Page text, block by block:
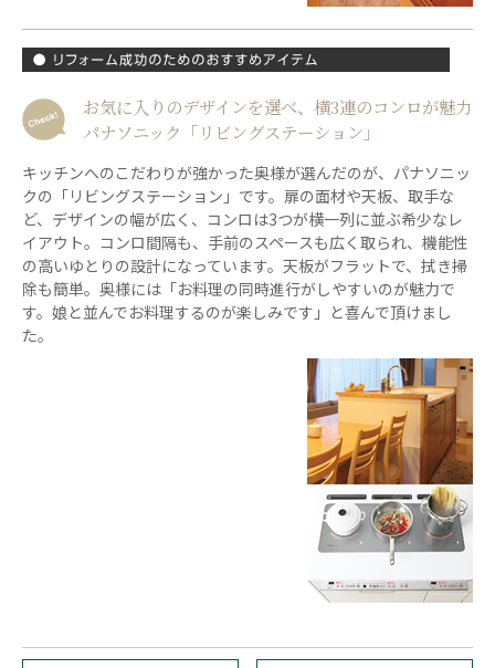
お気に入りのデザインを選べ、横3連のコンロが魅力
パナソニック「リビングステーション」
キッチンへのこだわりが強かった奥様が選んだのが、パナソニッ
クの「リビングステーション」です。扉の面材や天板、取手な
ど、デザインの幅が広く、コンロは3つが横一列に並ぶ希少なレ
イアウト。コンロ間隔も、手前のスペースも広く取られ、機能性
の高いゆとりの設計になっています。天板がフラットで、拭き掃
除も簡単。奥様には「お料理の同時進行がしやすいのが魅力で
す。娘と並んでお料理するのが楽しみです」と喜んで頂けまし
た。